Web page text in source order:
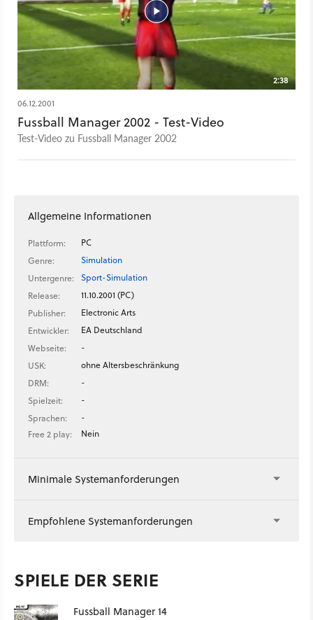
2:38
06.12.2001
Fussball Manager 2002 - Test-Video
Test-Video zu Fussball Manager 2002
Allgemeine Informationen
Plattform:
PC
Genre:
Simulation
Untergenre:
Sport-Simulation
Release:
11.10.2001 (PC)
Publisher:
Electronic Arts
Entwickler:
EA Deutschland
Webseite:
-
USK:
ohne Altersbeschränkung
DRM:
-
Spielzeit:
-
Sprachen:
-
Free 2 play:
Nein
Minimale Systemanforderungen
Empfohlene Systemanforderungen
SPIELE DER SERIE
Fussball Manager 14